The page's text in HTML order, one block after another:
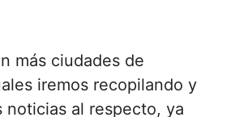
más ciudades de
iremos recopilando y
noticias al respecto, ya